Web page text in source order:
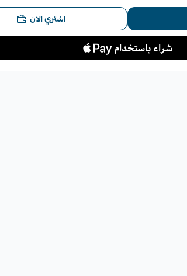
اشتري الآن